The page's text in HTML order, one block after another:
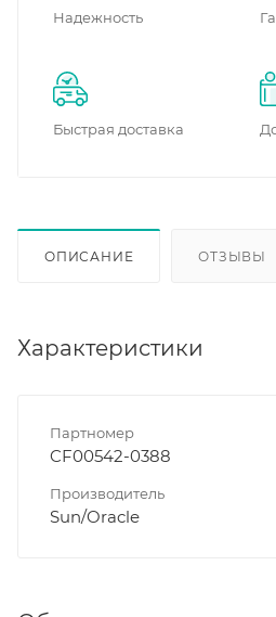
Надежность
Быстрая доставка
ОПИСАНИЕ ОТЗЫВЫ
Характеристики
Партномер
CF00542-0388
Производитель
Sun/Oracle